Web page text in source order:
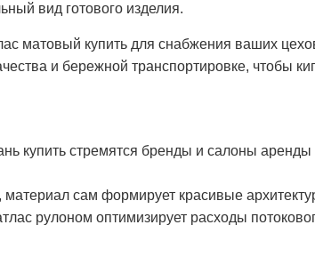
вид готового изделия.
матовый купить для снабжения ваших
и бережной транспортировке, чтобы
купить стремятся бренды и салоны
материал сам формирует красивые
рулоном оптимизирует расходы